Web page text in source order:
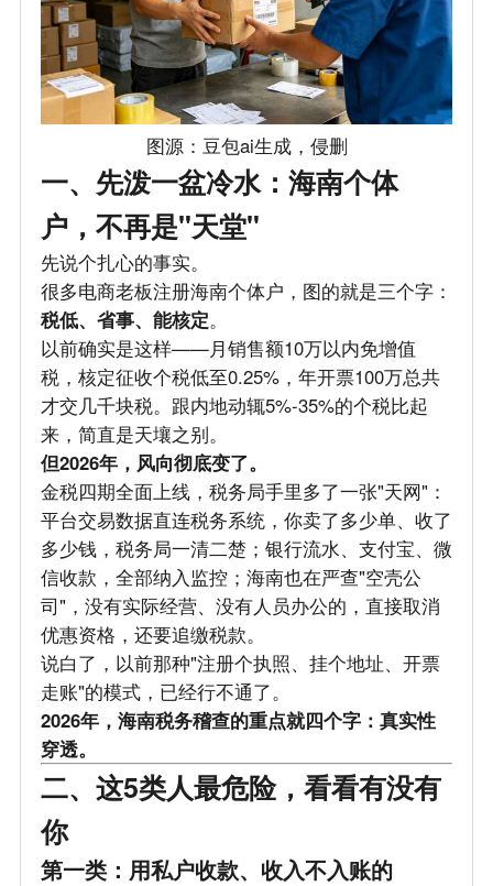
图源：豆包ai生成，侵删
一、先泼一盆冷水：海南个体
户，不再是"天堂"
先说个扎心的事实。
很多电商老板注册海南个体户，图的就是三个字：
税低、省事、能核定。
以前确实是这样——月销售额10万以内免增值
税，核定征收个税低至0.25%，年开票100万总共
才交几千块税。跟内地动辄5%-35%的个税比起
来，简直是天壤之别。
但2026年，风向彻底变了。
金税四期全面上线，税务局手里多了一张"天网"：
平台交易数据直连税务系统，你卖了多少单、收了
多少钱，税务局一清二楚；银行流水、支付宝、微
信收款，全部纳入监控；海南也在严查"空壳公
司"，没有实际经营、没有人员办公的，直接取消
优惠资格，还要追缴税款。
说白了，以前那种"注册个执照、挂个地址、开票
走账"的模式，已经行不通了。
2026年，海南税务稽查的重点就四个字：真实性
穿透。
二、这5类人最危险，看看有没有
你
第一类：用私户收款、收入不入账的